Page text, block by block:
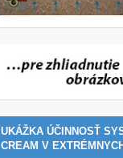
UKÁŽKA ÚČINNOSŤ
CREAM V